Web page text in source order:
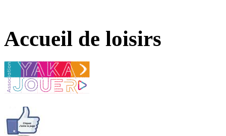
Accueil de loisirs